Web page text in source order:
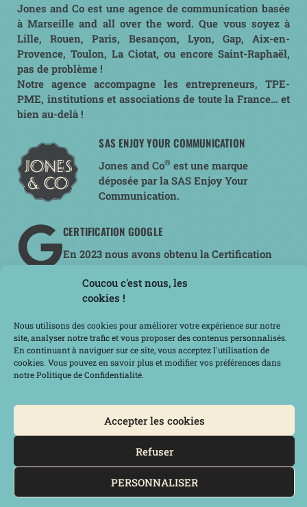
Coucou c'est nous, les
cookies !
Nous utilisons des cookies pour améliorer votre expérience sur notre
site, analyser notre trafic et vous proposer des contenus personnalisés.
En continuant à naviguer sur ce site, vous acceptez l'utilisation de
cookies. Vous pouvez en savoir plus et modifier vos préférences dans
notre Politique de Confidentialité.
Accepter les cookies
Refuser
PERSONNALISER
Jones and Co est une agence de communication basée
à Marseille and all over the word. Que vous soyez à
Lille, Rouen, Paris, Besançon, Lyon, Gap, Aix-en-
Provence, Toulon, La Ciotat, ou encore Saint-Raphaël,
pas de problème !
Notre agence accompagne les entrepreneurs, TPE-
PME, institutions et associations de toute la France… et
bien au-delà !
SAS ENJOY YOUR COMMUNICATION
Jones and Co® est une marque
déposée par la SAS Enjoy Your
Communication.
CERTIFICATION GOOGLE
En 2023 nous avons obtenu la Certification
Numérique" !
Découvrez comment nous
accompagnons les TPE et PME dans
leur digitalisation et leur stratégie
numérique.
NOUS CONTACTER